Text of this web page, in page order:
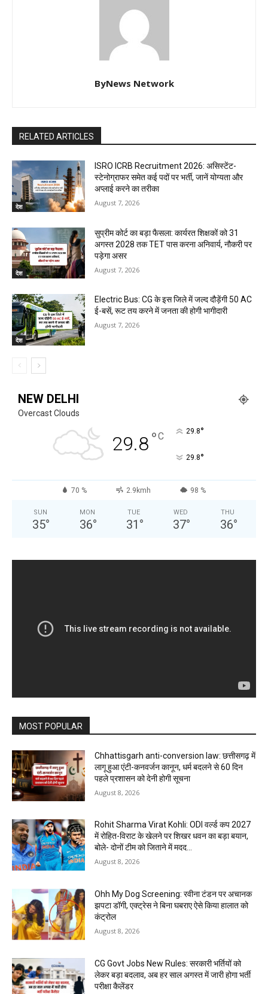
ByNews Network
RELATED ARTICLES
देश
ISRO ICRB Recruitment 2026: असिस्टेंट-
स्टेनोग्राफर समेत कई पदों पर भर्ती, जानें योग्यता और
अप्लाई करने का तरीका
August 7, 2026
देश
सुप्रीम कोर्ट का बड़ा फैसला: कार्यरत शिक्षकों को 31
अगस्त 2028 तक TET पास करना अनिवार्य, नौकरी पर
पड़ेगा असर
August 7, 2026
देश
Electric Bus: CG के इस जिले में जल्द दौड़ेंगी 50 AC
ई-बसें, रूट तय करने में जनता की होगी भागीदारी
August 7, 2026
NEW DELHI
Overcast Clouds
29.8°C 29.8°
29.8°
70 % 2.9kmh 98 %
SUN
35°
MON
36°
TUE
31 °
WED
37°
THU
36°
MOST POPULAR
Chhattisgarh anti-conversion law: छत्तीसगढ़ में
लागू हुआ एंटी-कनवर्जन कानून, धर्म बदलने से 60 दिन
पहले प्रशासन को देनी होगी सूचना
August 8, 2026
Rohit Sharma Virat Kohli: ODI वर्ल्ड कप 2027
में रोहित-विराट के खेलने पर शिखर धवन का बड़ा बयान,
बोले- दोनों टीम को जिताने में मदद...
August 8, 2026
Ohh My Dog Screening: रवीना टंडन पर अचानक
झपटा डॉगी, एक्ट्रेस ने बिना घबराए ऐसे किया हालात को
कंट्रोल
August 8, 2026
CG Govt Jobs New Rules: सरकारी भर्तियों को
लेकर बड़ा बदलाव, अब हर साल अगस्त में जारी होगा भर्ती
परीक्षा कैलेंडर